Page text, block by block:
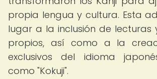
propia lengua y cultura. Esta
lugar a la inclusión de lecturas
propios, así como a la
exclusivos del idioma
como "Kokuji".